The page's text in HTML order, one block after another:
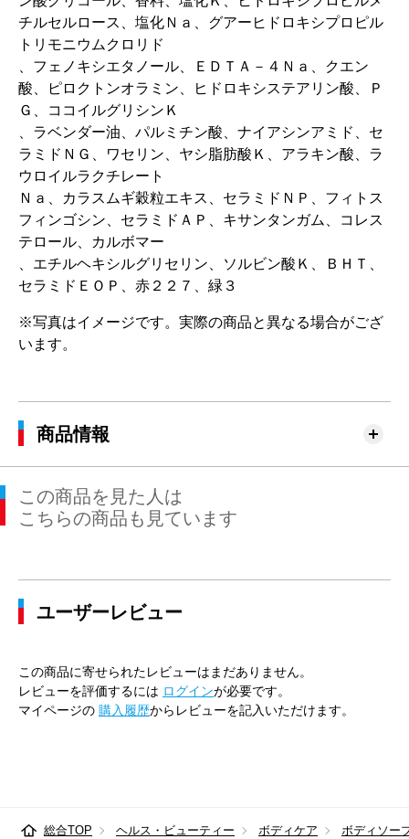
チルセルロース、塩化Ｎａ、グアーヒドロキシプロピル
トリモニウムクロリド
、フェノキシエタノール、ＥＤＴＡ－４Ｎａ、クエン
酸、ピロクトンオラミン、ヒドロキシステアリン酸、Ｐ
Ｇ、ココイルグリシンＫ
、ラベンダー油、パルミチン酸、ナイアシンアミド、セ
ラミドＮＧ、ワセリン、ヤシ脂肪酸Ｋ、アラキン酸、ラ
ウロイルラクチレート
Ｎａ、カラスムギ穀粒エキス、セラミドＮＰ、フィトス
フィンゴシン、セラミドＡＰ、キサンタンガム、コレス
テロール、カルボマー
、エチルヘキシルグリセリン、ソルビン酸Ｋ、ＢＨＴ、
セラミドＥＯＰ、赤２２７、緑３
※写真はイメージです。実際の商品と異なる場合がござ
います。
商品情報
この商品を見た人は
こちらの商品も見ています
ユーザーレビュー
この商品に寄せられたレビューはまだありません。
レビューを評価するには ログインが必要です。
マイページの 購入履歴からレビューを記入いただけます。
総合TOP ヘルス・ビューティー ボディケア ボディソー